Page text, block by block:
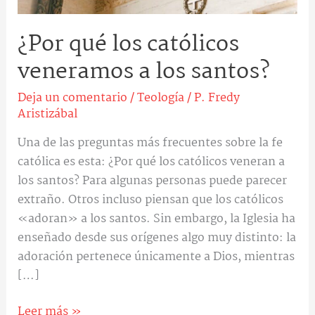
¿Por qué los católicos
veneramos a los santos?
Deja un comentario/Teología/P. Fredy
Aristizábal
Una de las preguntas más frecuentes sobre la fe
católica es esta: ¿Por qué los católicos veneran a
los santos? Para algunas personas puede parecer
extraño. Otros incluso piensan que los católicos
«adoran» a los santos. Sin embargo, la Iglesia ha
enseñado desde sus orígenes algo muy distinto: la
adoración pertenece únicamente a Dios, mientras
[…]